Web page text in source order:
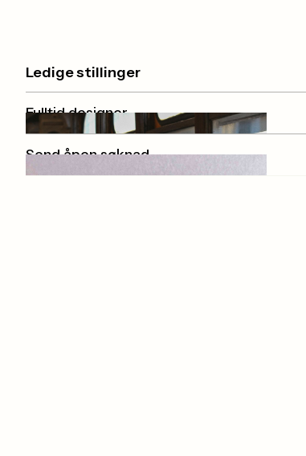
Ledige stillinger
Fulltid designer
Send åpen søknad